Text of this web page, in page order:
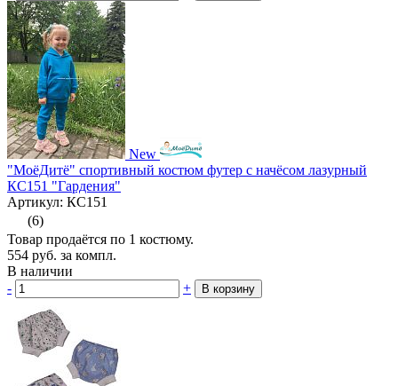
New
"МоёДитё" спортивный костюм футер с начёсом лазурный
КС151 "Гардения"
Артикул: КС151
(6)
Товар продаётся по 1 костюму.
554 руб. за компл.
В наличии
-
+ В корзину